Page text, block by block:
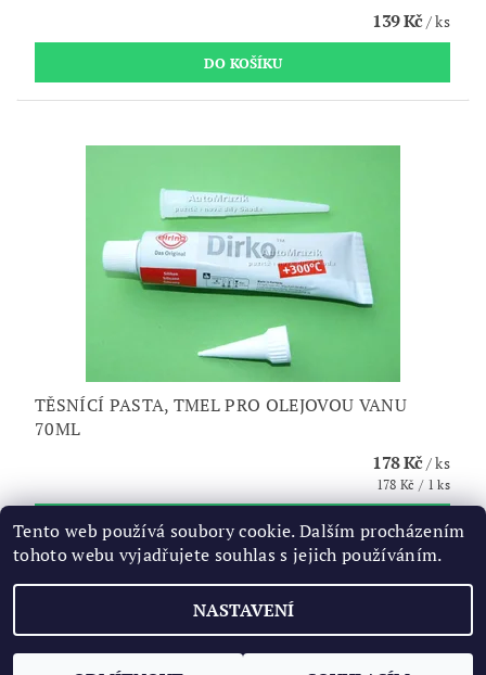
139 Kč/ ks
TĚSNÍCÍ PASTA, TMEL PRO OLEJOVOU VANU
70ML
178 Kč/ ks
178 Kč / 1 ks
2026 ©AUTOMRAZIK, všechna práva vyhrazena
Tento web používá soubory cookie. Dalším procházením
tohoto webu vyjadřujete souhlas s jejich používáním.
NASTAVENÍ